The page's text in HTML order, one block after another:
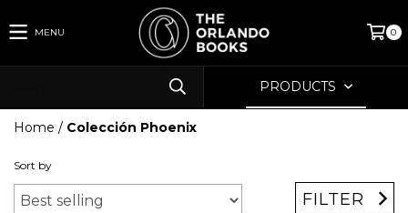
MENU 0
PRODUCTS
Home / Colección Phoenix
Sort by
FILTER